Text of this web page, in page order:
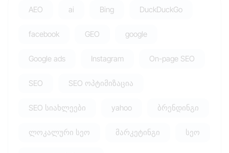
AEO ai Bing DuckDuckGo
facebook GEO google
Google ads Instagram On-page SEO
SEO SEO ოპტიმიზაცია
SEO სიახლეები yahoo ბრენდინგი
ლოკალური სეო მარკეტინგი სეო